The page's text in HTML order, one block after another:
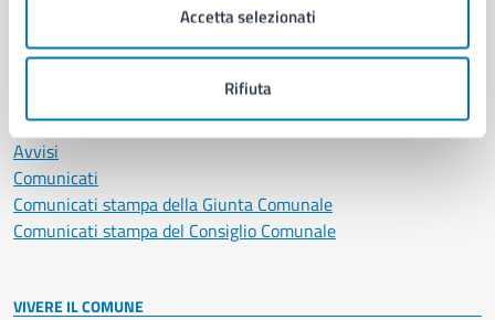
Accetta selezionati
Rifiuta
Notizie
Avvisi
Comunicati
Comunicati stampa della Giunta Comunale
Comunicati stampa del Consiglio Comunale
VIVERE IL COMUNE